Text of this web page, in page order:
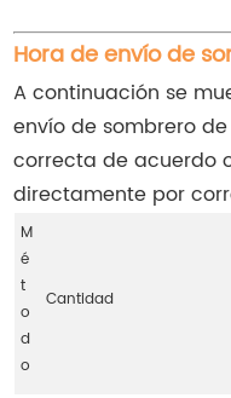
Hora de envío de
A continuación se
envío de sombrero
correcta de acuerdo
directamente por
M
é
t
o
d
o
Cantidad